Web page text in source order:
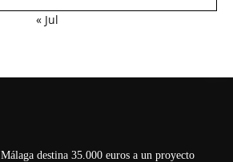
« Jul
Málaga destina 35.000 euros a un proyecto